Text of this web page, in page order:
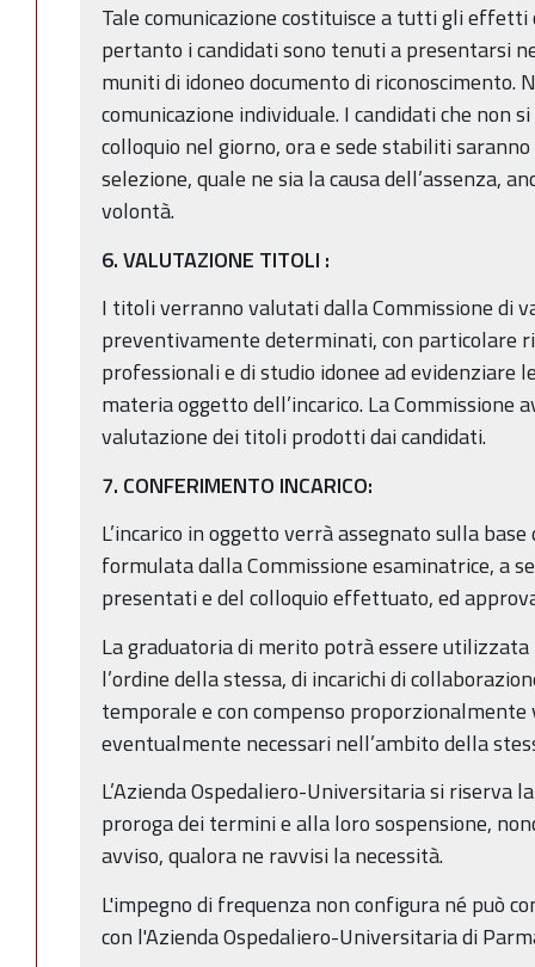
Tale comunicazione costituisce a tutti gli effetti
pertanto i candidati sono tenuti a presentarsi
muniti di idoneo documento di riconoscimento.
comunicazione individuale. I candidati che non
colloquio nel giorno, ora e sede stabiliti
selezione, quale ne sia la causa dell’assenza,
volontà.
6. VALUTAZIONE TITOLI :
I titoli verranno valutati dalla Commissione di
preventivamente determinati, con
professionali e di studio idonee ad evidenziare
materia oggetto dell’incarico. La Commissione
valutazione dei titoli prodotti dai candidati.
7. CONFERIMENTO INCARICO:
L’incarico in oggetto verrà assegnato sulla
formulata dalla Commissione esaminatrice, a
presentati e del colloquio effettuato, ed
La graduatoria di merito potrà essere
l’ordine della stessa, di incarichi di
temporale e con compenso proporzionalmente
eventualmente necessari nell’ambito della
L’Azienda Ospedaliero-Universitaria si riserva
proroga dei termini e alla loro sospensione,
avviso, qualora ne ravvisi la necessità.
L'impegno di frequenza non configura né può
con l'Azienda Ospedaliero-Universitaria di